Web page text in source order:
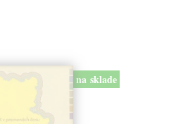
na sklade